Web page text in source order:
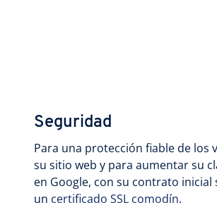
Seguridad
Para una protección fiable de los
su sitio web y para aumentar su
en Google, con su contrato inicial
un certificado SSL comodín.